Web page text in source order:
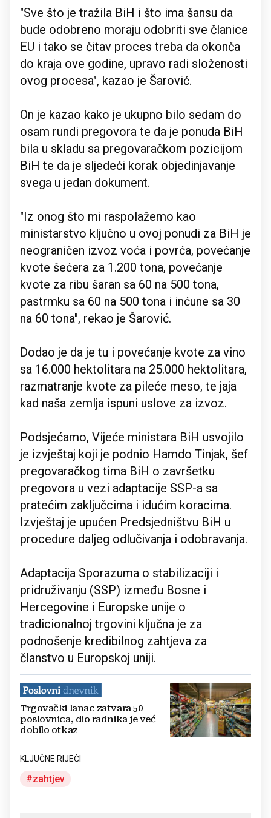
"Sve što je tražila BiH i što ima šansu da
bude odobreno moraju odobriti sve članice
EU i tako se čitav proces treba da okonča
do kraja ove godine, upravo radi složenosti
ovog procesa", kazao je Šarović.
On je kazao kako je ukupno bilo sedam do
osam rundi pregovora te da je ponuda BiH
bila u skladu sa pregovaračkom pozicijom
BiH te da je sljedeći korak objedinjavanje
svega u jedan dokument.
"Iz onog što mi raspolažemo kao
ministarstvo ključno u ovoj ponudi za BiH je
neograničen izvoz voća i povrća, povećanje
kvote šećera za 1.200 tona, povećanje
kvote za ribu šaran sa 60 na 500 tona,
pastrmku sa 60 na 500 tona i inćune sa 30
na 60 tona", rekao je Šarović.
Dodao je da je tu i povećanje kvote za vino
sa 16.000 hektolitara na 25.000 hektolitara,
razmatranje kvote za pileće meso, te jaja
kad naša zemlja ispuni uslove za izvoz.
Podsjećamo, Vijeće ministara BiH usvojilo
je izvještaj koji je podnio Hamdo Tinjak, šef
pregovaračkog tima BiH o završetku
pregovora u vezi adaptacije SSP-a sa
pratećim zaključcima i idućim koracima.
Izvještaj je upućen Predsjedništvu BiH u
procedure daljeg odlučivanja i odobravanja.
Adaptacija Sporazuma o stabilizaciji i
pridruživanju (SSP) između Bosne i
Hercegovine i Europske unije o
tradicionalnoj trgovini ključna je za
podnošenje kredibilnog zahtjeva za
članstvo u Europskoj uniji.
Trgovački lanac zatvara 50
poslovnica, dio radnika je već
dobilo otkaz
KLJUČNE RIJEČI
zahtjev